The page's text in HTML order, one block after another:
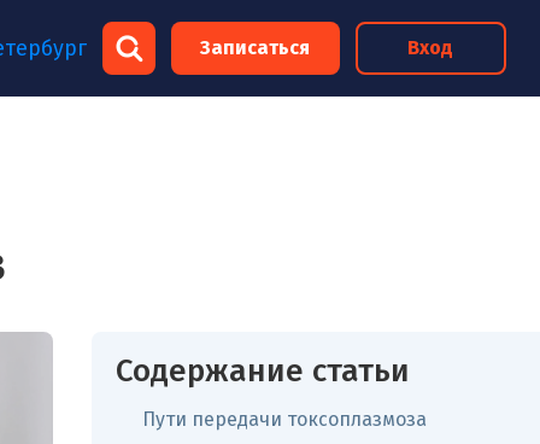
Записаться Вход
Содержание статьи
Пути передачи токсоплазмоза
×